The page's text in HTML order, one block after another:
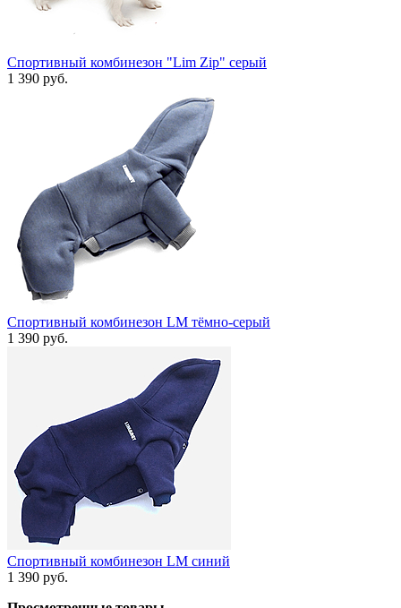
Спортивный комбинезон "Lim Zip" серый
1 390 руб.
Спортивный комбинезон LM тёмно-серый
1 390 руб.
Спортивный комбинезон LM синий
1 390 руб.